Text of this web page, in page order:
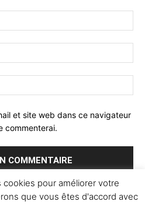
et site web dans ce navigateur
commenterai.
cookies pour améliorer votre
que vous êtes d'accord avec